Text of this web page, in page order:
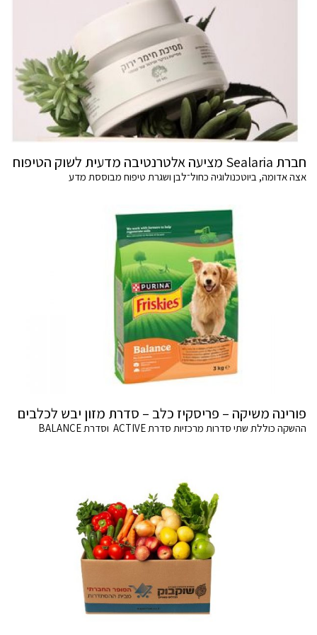
חברת Sealaria מציעה אלטרנטיבה מדעית לשוק הטיפוח
אצה אדומה, ביוטכנולוגיה כחול־לבן ושגרת טיפוח מבוססת מדע
פורינה משיקה – פריסקיז כלב – סדרת מזון יבש לכלבים
ההשקה כוללת שתי סדרות מרכזיות סדרת ACTIVE וסדרת BALANCE